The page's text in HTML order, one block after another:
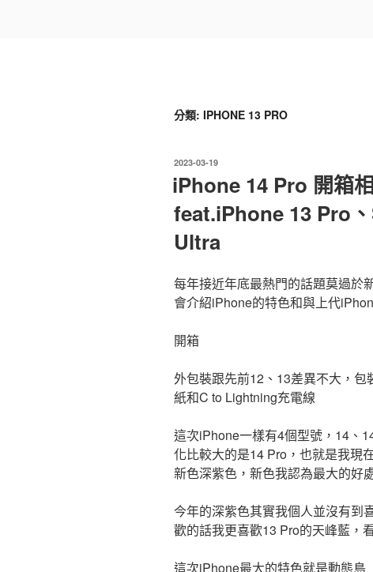
分類: IPHONE 13 PRO
發
2023-03-19
iPhone 14 Pro 開箱相
feat.iPhone 13 Pro
Ultra
每年接近年底最熱門的話題莫過於
會介紹iPhone的特色和與上代
開箱
外包裝跟先前12、13差異不大，
紙和C to Lightning充電線
這次iPhone一樣有4個型號，14、
化比較大的是14 Pro，也就是我現
新色深紫色，新色我認為最大的好
今年的深紫色其實我個人並沒有到
歡的話我更喜歡13 Pro的天峰藍，
這次iPhone最大的特色就是動態島